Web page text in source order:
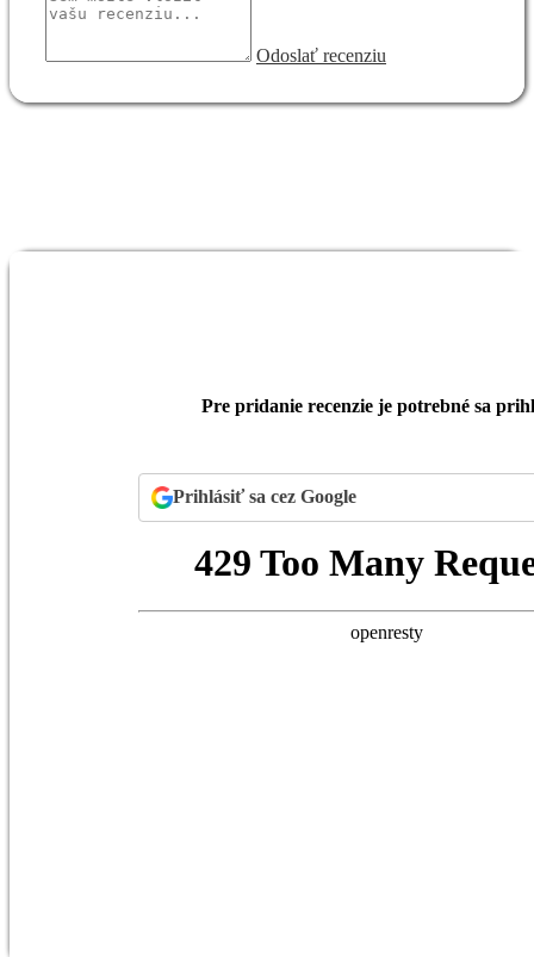
Odoslať recenziu
Pre pridanie recenzie je potrebné sa
Prihlásiť sa cez Google